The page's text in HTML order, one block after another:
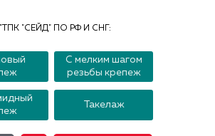
"СЕЙД" ПО РФ И СНГ:
С мелким шагом
резьбы крепеж
Такелаж